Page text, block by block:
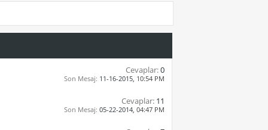
Cevaplar:0
Son Mesaj: 11-16-2015, 10:54 PM
Cevaplar: 11
Son Mesaj: 05-22-2014, 04:47 PM